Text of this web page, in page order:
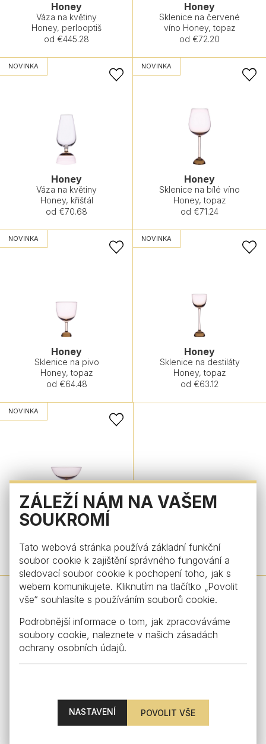
ZÁLEŽÍ NÁM NA VAŠEM
SOUKROMÍ
Tato webová stránka používá základní funkční
soubor cookie k zajištění správného fungování a
sledovací soubor cookie k pochopení toho, jak s
webem komunikujete. Kliknutím na tlačítko „Povolit
vše“ souhlasíte s používáním souborů cookie.
Podrobnější informace o tom, jak zpracováváme
soubory cookie, naleznete v našich zásadách
ochrany osobních údajů.
NASTAVENÍ
Honey
Váza na květiny
Honey, perlooptiš
od €445.28
Honey
Sklenice na červené
víno Honey, topaz
od €72.20
NOVINKA
Honey
Váza na květiny
Honey, křišťál
od €70.68
NOVINKA
Honey
Sklenice na bílé víno
Honey, topaz
od €71.24
NOVINKA
Honey
Sklenice na pivo
Honey, topaz
od €64.48
NOVINKA
Honey
Sklenice na destiláty
Honey, topaz
od €63.12
NOVINKA
Honey
Honey, topaz
od €69.52